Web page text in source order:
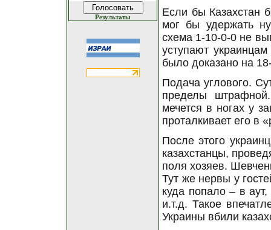
Результаты
Если бы Казахстан
мог бы удержать
схема 1-10-0-0 не
уступают
было доказано на
Подача углового.
пределы
мечется в ногах у
проталкивает его в
После этого
казахстанцы,
поля хозяев.
Тут же нервы у
куда попало – в
и.т.д. Такое
Украины вбили